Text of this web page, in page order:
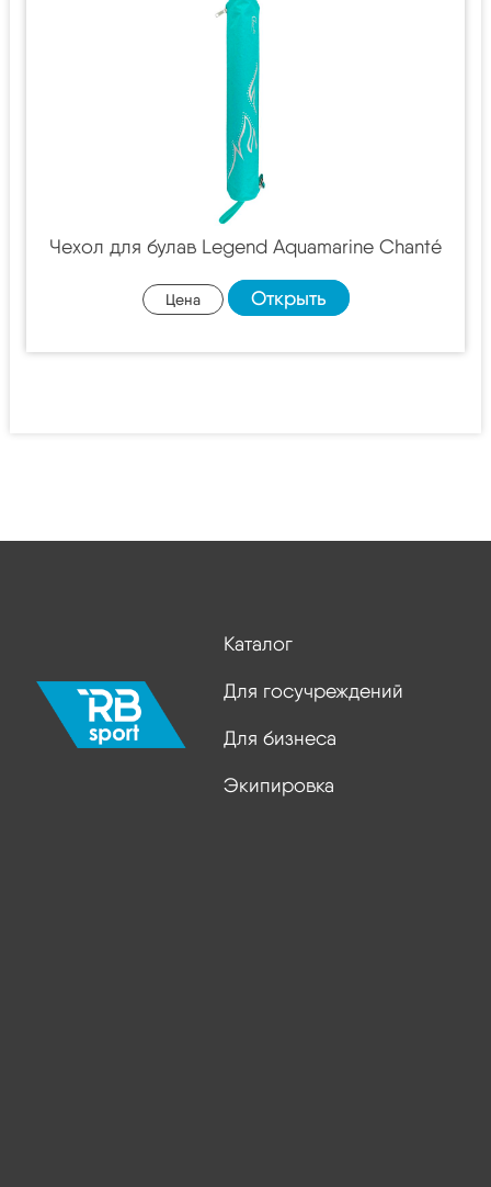
Чехол для булав Legend Aquamarine Chanté
Цена Открыть
Каталог
Для госучреждений
Для бизнеса
Экипировка